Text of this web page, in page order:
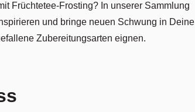
Früchtetee-Frosting? In unserer Sammlung
und bringe neuen Schwung in Deine
Zubereitungsarten eignen.